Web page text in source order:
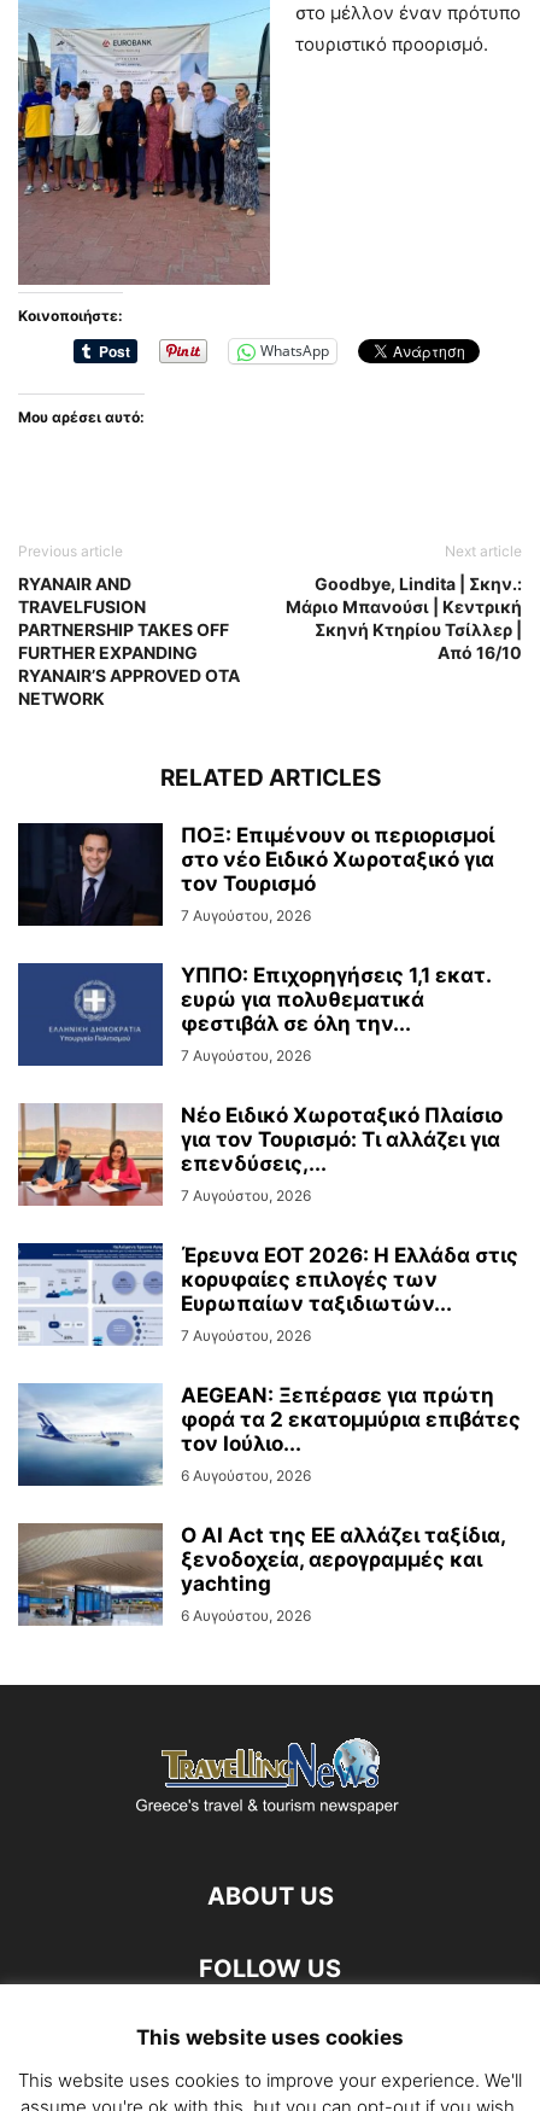
στο μέλλον έναν πρότυπο
τουριστικό προορισμό.
Κοινοποιήστε:
WhatsApp
Μου αρέσει αυτό:
Previous article
RYANAIR AND
TRAVELFUSION
PARTNERSHIP TAKES OFF
FURTHER EXPANDING
RYANAIR’S APPROVED OTA
NETWORK
Next article
Goodbye, Lindita | Σκην.:
Μάριο Μπανούσι | Κεντρική
Σκηνή Κτηρίου Τσίλλερ |
Από 16/10
RELATED ARTICLES
ΠΟΞ: Επιμένουν οι περιορισμοί
στο νέο Ειδικό Χωροταξικό για
τον Τουρισμό
7 Αυγούστου, 2026
ΥΠΠΟ: Επιχορηγήσεις 1,1 εκατ.
ευρώ για πολυθεματικά
φεστιβάλ σε όλη την...
7 Αυγούστου, 2026
Νέο Ειδικό Χωροταξικό Πλαίσιο
για τον Τουρισμό: Τι αλλάζει για
επενδύσεις,...
7 Αυγούστου, 2026
Έρευνα ΕΟΤ 2026: Η Ελλάδα στις
κορυφαίες επιλογές των
Ευρωπαίων ταξιδιωτών...
7 Αυγούστου, 2026
AEGEAN: Ξεπέρασε για πρώτη
φορά τα 2 εκατομμύρια επιβάτες
τον Ιούλιο...
6 Αυγούστου, 2026
Ο AI Act της ΕΕ αλλάζει ταξίδια,
ξενοδοχεία, αερογραμμές και
yachting
6 Αυγούστου, 2026
ABOUT US
FOLLOW US
This website uses cookies
This website uses cookies to improve your experience. We'll